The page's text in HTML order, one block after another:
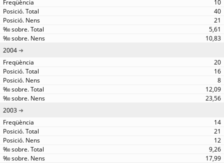
10
40
21
5,61
10,83
2004
20
16
8
12,09
23,56
2003
14
21
12
9,26
17,99